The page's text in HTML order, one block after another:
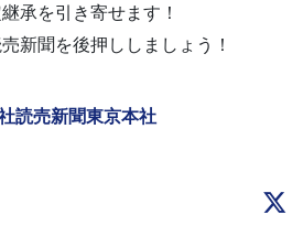
承を引き寄せます！
新聞を後押ししましょう！
読売新聞東京本社